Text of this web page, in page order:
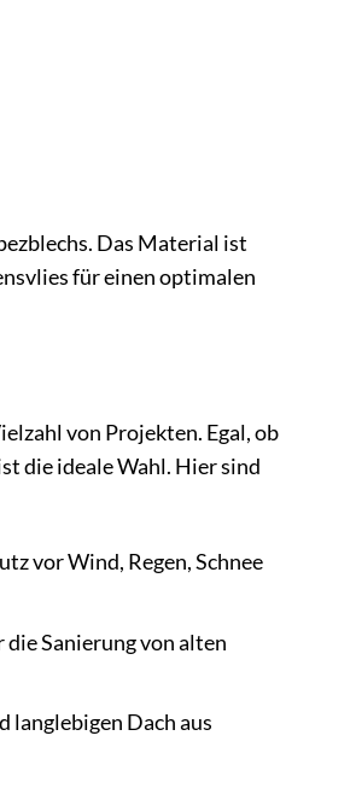
Das Material ist
für einen optimalen
von Projekten. Egal, ob
die ideale Wahl. Hier sind
vor Wind, Regen, Schnee
Sanierung von alten
langlebigen Dach aus